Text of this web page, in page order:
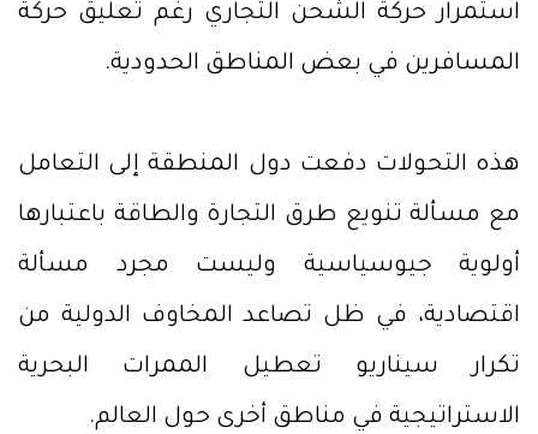
استمرار حركة الشحن التجاري رغم تعليق حركة
المسافرين في بعض المناطق الحدودية.
هذه التحولات دفعت دول المنطقة إلى التعامل
مع مسألة تنويع طرق التجارة والطاقة باعتبارها
أولوية جيوسياسية وليست مجرد مسألة
اقتصادية، في ظل تصاعد المخاوف الدولية من
تكرار سيناريو تعطيل الممرات البحرية
الاستراتيجية في مناطق أخرى حول العالم.